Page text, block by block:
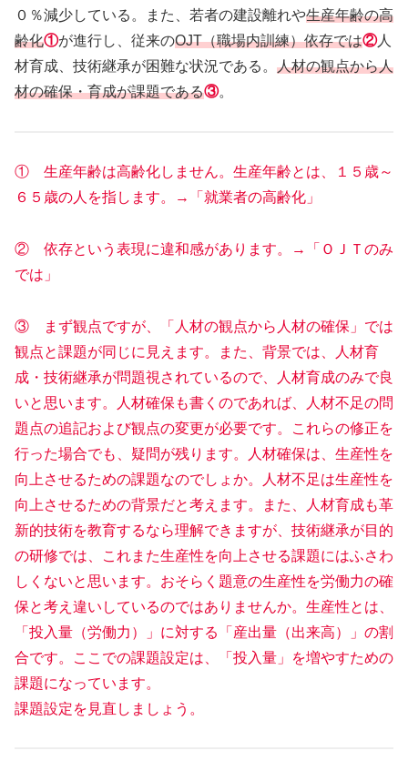
０％減少している。また、若者の建設離れや生産年齢の高
齢化①が進行し、従来のOJT（職場内訓練）依存では②人
材育成、技術継承が困難な状況である。 人材の観点から人
材の確保・育成が課題である③。
① 生産年齢は高齢化しません。生産年齢とは、１５歳～
６５歳の人を指します。→「就業者の高齢化」
② 依存という表現に違和感があります。→「ＯＪＴのみ
では」
③ まず観点ですが、「人材の観点から人材の確保」では
観点と課題が同じに見えます。また、背景では、人材育
成・技術継承が問題視されているので、人材育成のみで良
いと思います。人材確保も書くのであれば、人材不足の問
題点の追記および観点の変更が必要です。これらの修正を
行った場合でも、疑問が残ります。人材確保は、生産性を
向上させるための課題なのでしょか。人材不足は生産性を
向上させるための背景だと考えます。また、人材育成も革
新的技術を教育するなら理解できますが、技術継承が目的
の研修では、これまた生産性を向上させる課題にはふさわ
しくないと思います。おそらく題意の生産性を労働力の確
保と考え違いしているのではありませんか。生産性とは、
「投入量（労働力）」に対する「産出量（出来高）」の割
合です。ここでの課題設定は、「投入量」を増やすための
課題になっています。
課題設定を見直しましょう。